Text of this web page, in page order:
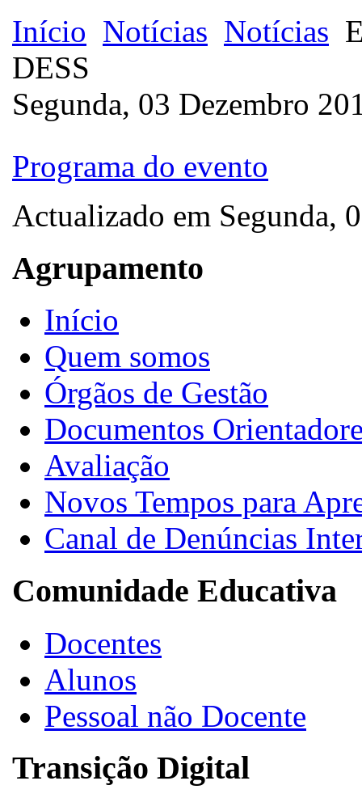
Início Notícias Notícias
DESS
Segunda, 03 Dezembro
Programa do evento
Actualizado em Segunda,
Agrupamento
Início
Quem somos
Órgãos de Gestão
Documentos
Avaliação
Novos Tempos para
Canal de Denúncias
Comunidade Educativa
Docentes
Alunos
Pessoal não Docente
Transição Digital